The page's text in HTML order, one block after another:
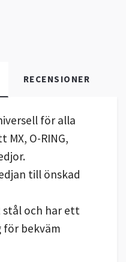
RECENSIONER
för alla
MX, O-RING,
till önskad
stål och har ett
bekväm